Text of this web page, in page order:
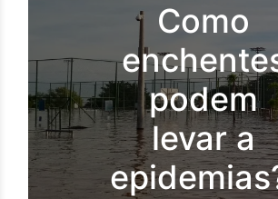
Como
podem
levar a